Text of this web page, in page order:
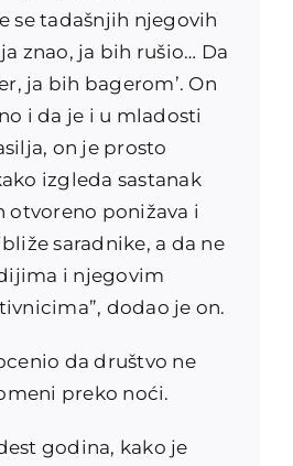
se tadašnjih njegovih
ja znao, ja bih rušio… Da
ja bih bagerom’. On
i da je i u mladosti
on je prosto
izgleda sastanak
otvoreno ponižava i
saradnike, a da ne
i njegovim
dodao je on.
da društvo ne
preko noći.
godina, kako je